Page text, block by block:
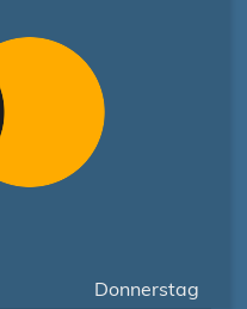
Donnerstag